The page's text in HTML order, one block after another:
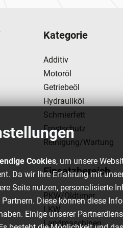
Kategorie
Additiv
Motoröl
Getriebeöl
Hydrauliköl
Schmierfett
Frostschutz
Reinigung/Wartung
Einsatzbereich
PKW/Oldtimer
LKW
Landmaschinen
Cookies, um unsere
Da wir Ihre Erfahrung mit
Seite nutzen, personalisierte
Diese können diese
Einige unserer